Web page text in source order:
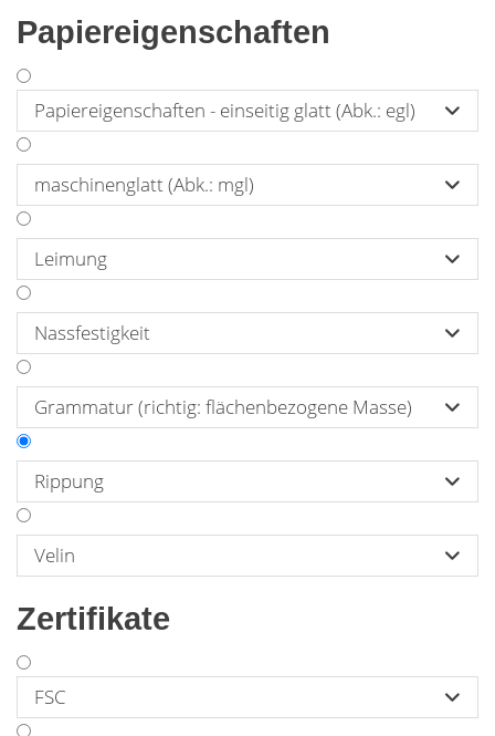
Papiereigenschaften
Papiereigenschaften - einseitig glatt (Abk.: egl) 
maschinenglatt (Abk.: mgl) 
Leimung 
Nassfestigkeit 
Grammatur (richtig: flächenbezogene Masse) 
Rippung 
Durch eine strukturierte Walze oder Filz wird
die Papierbahn mit längslaufenden Rippen
versehen. Die Rippung ist ein rein optisches
Merkmal und ein Markenzeichen für
Kraftpapiere. Die mechanischen Eigenschaften
gerippte Papiere bezeichnet man mit 'velin'.
Velin 
Zertifikate
FSC 